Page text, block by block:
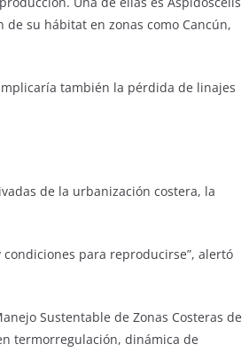
su hábitat en zonas como Cancún,
también la pérdida de linajes
de la urbanización costera, la
para reproducirse”, alertó
Sustentable de Zonas Costeras de
termorregulación, dinámica de